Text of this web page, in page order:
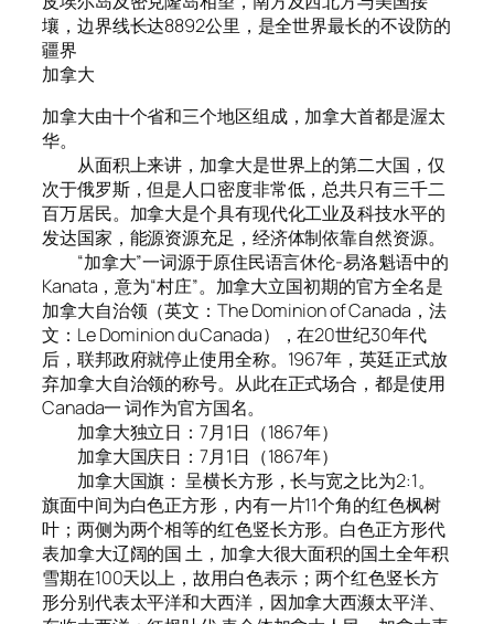
壤，边界线长达8892公里，是全世界最长的不设防的
疆界
加拿大
加拿大由十个省和三个地区组成，加拿大首都是渥太
华。
从面积上来讲，加拿大是世界上的第二大国，仅
次于俄罗斯，但是人口密度非常低，总共只有三千二
百万居民。加拿大是个具有现代化工业及科技水平的
发达国家，能源资源充足，经济体制依靠自然资源。
“加拿大”一词源于原住民语言休伦-易洛魁语中的
Kanata，意为“村庄”。加拿大立国初期的官方全名是
加拿大自治领（英文：The Dominion of Canada，法
文：Le Dominion du Canada），在20世纪30年代
后，联邦政府就停止使用全称。1967年，英廷正式放
弃加拿大自治领的称号。从此在正式场合，都是使用
Canada一 词作为官方国名。
加拿大独立日：7月1日（1867年）
加拿大国庆日：7月1日（1867年）
加拿大国旗： 呈横长方形，长与宽之比为2:1。
旗面中间为白色正方形，内有一片11个角的红色枫树
叶；两侧为两个相等的红色竖长方形。白色正方形代
表加拿大辽阔的国 土，加拿大很大面积的国土全年积
雪期在100天以上，故用白色表示；两个红色竖长方
形分别代表太平洋和大西洋，因加拿大西濒太平洋、